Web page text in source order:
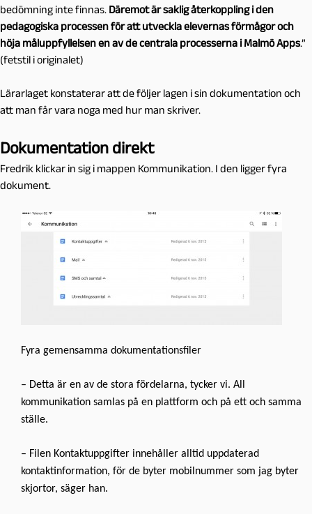
bedömning inte finnas. Däremot är saklig återkoppling i den
pedagogiska processen för att utveckla elevernas förmågor och
höja måluppfyllelsen en av de centrala processerna i Malmö Apps.”
(fetstil i originalet)
Lärarlaget konstaterar att de följer lagen i sin dokumentation och
att man får vara noga med hur man skriver.
Dokumentation direkt
Fredrik klickar in sig i mappen Kommunikation. I den ligger fyra
dokument.
Fyra gemensamma dokumentationsfiler
– Detta är en av de stora fördelarna, tycker vi. All
kommunikation samlas på en plattform och på ett och samma
ställe.
– Filen Kontaktuppgifter innehåller alltid uppdaterad
kontaktinformation, för de byter mobilnummer som jag byter
skjortor, säger han.